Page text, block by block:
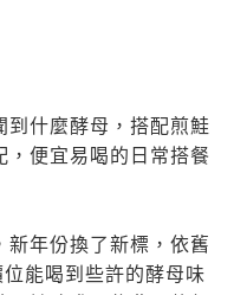
到什麼酵母，搭配煎鮭
，便宜易喝的日常搭餐
新年份換了新標，依舊
能喝到些許的酵母味